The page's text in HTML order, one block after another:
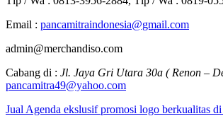
Email : pancamitraindonesia@gmail.com
admin@merchandiso.com
Cabang di : Jl. Jaya Gri Utara 30a ( Renon –
pancamitra49@yahoo.com
Jual Agenda ekslusif promosi logo berkualitas